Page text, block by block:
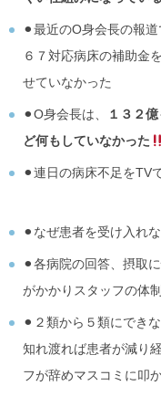
⚫︎最近のO身会長の報
６７対応病床の補助金
せていなかった
⚫︎O身会長は、
１３２
ど何もしていなかった
⚫︎連日の病床不足をTV
⚫︎なぜ患者を受け入れ
⚫︎各病院の回答、摂取
がかかりスタッフの体
⚫︎２類から５類にでき
知れ渡れば患者が減り
フが辞めマスコミに叩